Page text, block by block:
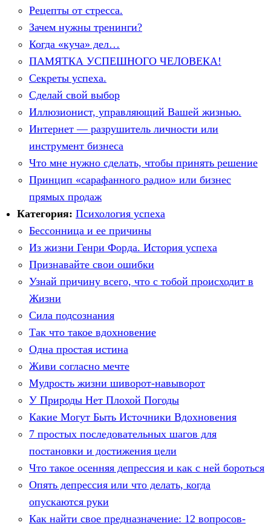
Рецепты от стресса.
Зачем нужны тренинги?
Когда «куча» дел…
ПАМЯТКА УСПЕШНОГО ЧЕЛОВЕКА!
Секреты успеха.
Сделай свой выбор
Иллюзионист, управляющий Вашей жизнью.
Интернет — разрушитель личности или
инструмент бизнеса
Что мне нужно сделать, чтобы принять решение
Принцип «сарафанного радио» или бизнес
прямых продаж
Категория: Психология успеха
Бессонница и ее причины
Из жизни Генри Форда. История успеха
Признавайте свои ошибки
Узнай причину всего, что с тобой происходит в
Жизни
Сила подсознания
Так что такое вдохновение
Одна простая истина
Живи согласно мечте
Мудрость жизни шиворот-навыворот
У Природы Нет Плохой Погоды
Какие Могут Быть Источники Вдохновения
7 простых последовательных шагов для
постановки и достижения цели
Что такое осенняя депрессия и как с ней бороться
Опять депрессия или что делать, когда
опускаются руки
Как найти свое предназначение: 12 вопросов-